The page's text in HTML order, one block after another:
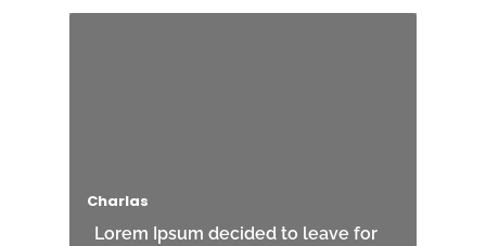
Charlas
Lorem Ipsum decided to leave for